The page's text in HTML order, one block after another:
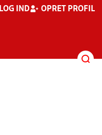
LOG IND OPRET PROFIL